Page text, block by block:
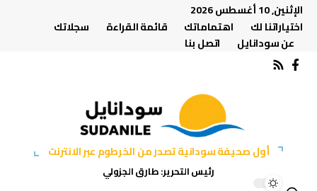
الإثنين, 10 أغسطس 2026
اختياراتنا لك
اهتماماتك قائمة القراءة
سجلاتك
عن سودانايل
اتصل بنا
أول صحيفة سودانية تصدر من الخرطوم عبر الانترنت
رئيس التحرير: طارق الجزولي